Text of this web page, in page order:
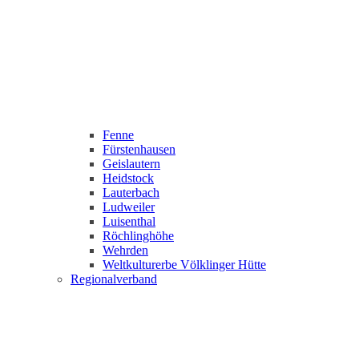
Fenne
Fürstenhausen
Geislautern
Heidstock
Lauterbach
Ludweiler
Luisenthal
Röchlinghöhe
Wehrden
Weltkulturerbe Völklinger Hütte
Regionalverband